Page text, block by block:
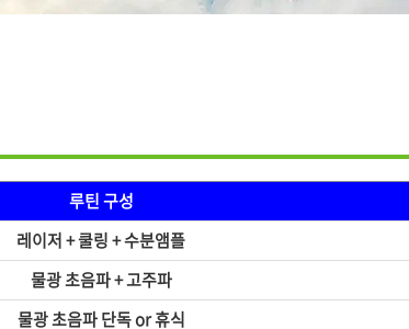
루틴 구성
레이저 + 쿨링 + 수분앰플
물광 초음파 + 고주파
물광 초음파 단독 or 휴식